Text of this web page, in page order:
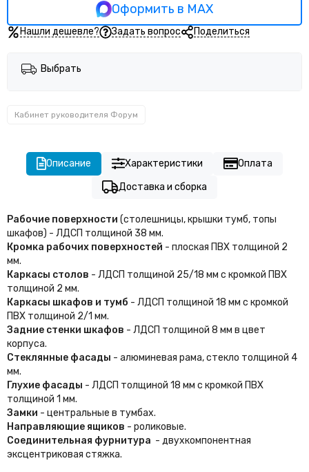
Кабинет руководителя Тренд (Trend)
Оформить в MAX
Нашли дешевле? Задать вопрос Поделиться
Выбрать
Кабинет руководителя Форум
Описание Характеристики
Оплата
Доставка и сборка
Рабочие поверхности (столешницы, крышки тумб, топы
шкафов) - ЛДСП толщиной 38 мм.
Кромка рабочих поверхностей - плоская ПВХ толщиной 2
мм.
Каркасы столов - ЛДСП толщиной 25/18 мм с кромкой ПВХ
толщиной 2 мм.
Каркасы шкафов и тумб - ЛДСП толщиной 18 мм с кромкой
ПВХ толщиной 2/1 мм.
Задние стенки шкафов - ЛДСП толщиной 8 мм в цвет
корпуса.
Стеклянные фасады - алюминевая рама, стекло толщиной 4
мм.
Глухие фасады - ЛДСП толщиной 18 мм с кромкой ПВХ
толщиной 1 мм.
Замки - центральные в тумбах.
Направляющие ящиков - роликовые.
Соединительная фурнитура - двухкомпонентная
эксцентриковая стяжка.